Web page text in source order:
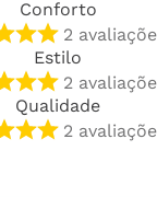
Conforto
2
Estilo
2
Qualidade
2